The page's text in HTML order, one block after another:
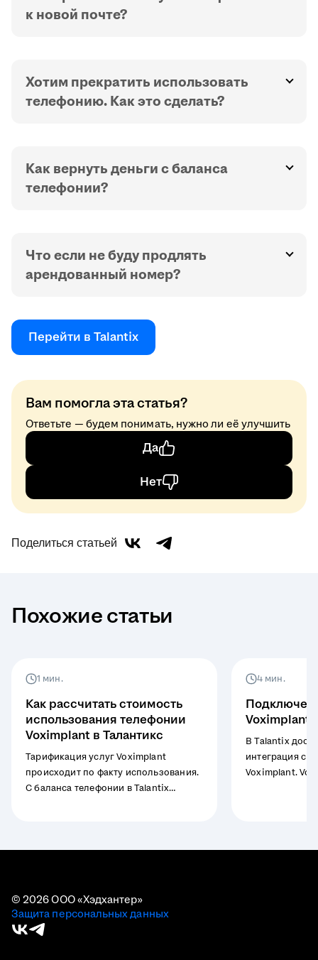
к новой почте?
Хотим прекратить использовать
телефонию. Как это сделать?
Как вернуть деньги с баланса
телефонии?
Что если не буду продлять
арендованный номер?
Перейти в Talantix
Вам помогла эта статья?
Ответьте — будем понимать, нужно ли её улучшить
Да
Нет
Поделиться статьей
Похожие статьи
1 мин.
Как рассчитать стоимость
использования телефонии
Voximplant в Талантикс
Тарификация услуг Voximplant
происходит по факту использования.
С баланса телефонии в Talantix
звонков (если подключена). Списание
4 мин.
Voximplant
В Talantix
интеграция с
Voximplant.
© 2026 ООО «Хэдхантер»
Защита персональных данных